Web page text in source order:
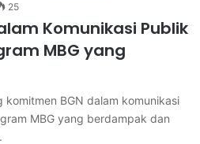
25
Komunikasi Publik
MBG yang
BGN dalam komunikasi
MBG yang berdampak dan